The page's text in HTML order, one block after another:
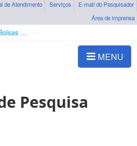
de Atendimento Serviços
E-mail do Pesquisador
Área de imprensa
Bolsas e Auxílios Vigentes
MENU
Pesquisa